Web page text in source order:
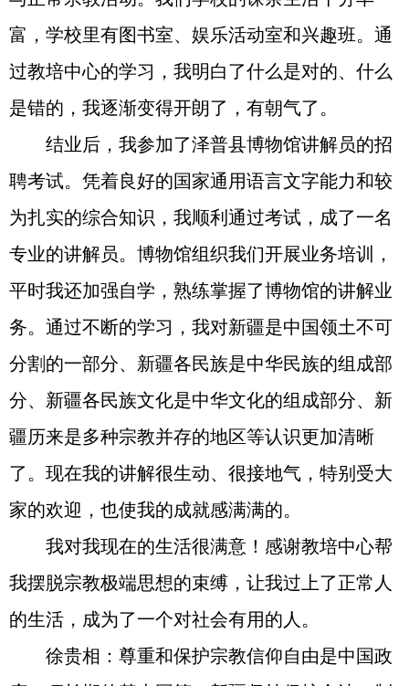
富，学校里有图书室、娱乐活动室和兴趣班。通
过教培中心的学习，我明白了什么是对的、什么
是错的，我逐渐变得开朗了，有朝气了。
结业后，我参加了泽普县博物馆讲解员的招
聘考试。凭着良好的国家通用语言文字能力和较
为扎实的综合知识，我顺利通过考试，成了一名
专业的讲解员。博物馆组织我们开展业务培训，
平时我还加强自学，熟练掌握了博物馆的讲解业
务。通过不断的学习，我对新疆是中国领土不可
分割的一部分、新疆各民族是中华民族的组成部
分、新疆各民族文化是中华文化的组成部分、新
疆历来是多种宗教并存的地区等认识更加清晰
了。现在我的讲解很生动、很接地气，特别受大
家的欢迎，也使我的成就感满满的。
我对我现在的生活很满意！感谢教培中心帮
我摆脱宗教极端思想的束缚，让我过上了正常人
的生活，成为了一个对社会有用的人。
徐贵相：尊重和保护宗教信仰自由是中国政